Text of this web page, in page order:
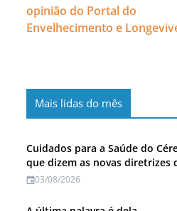
opinião do Portal do
Envelhecimento e
Mais lidas do mês
Cuidados para a Saúde do
que dizem as novas diretrizes
03/08/2026